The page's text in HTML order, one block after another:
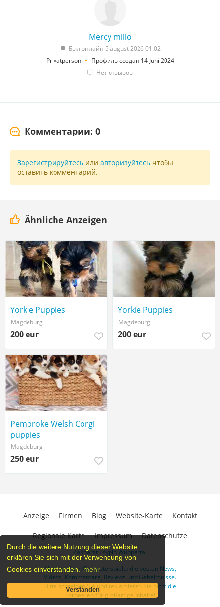
Durch die weitere Nutzung dieser Website
erklären Sie sich mit der Verwendung von
Cookies einverstanden. mehr
Verstanden
Mercy millo
Был онлайн 5 august 2026 01:02
Privatperson
Профиль создан 14 Juni 2024
Нет отзывов
Комментарии: 0
Зарегистрируйтесь или авторизуйтесь чтобы
оставить комментарий.
Ähnliche Anzeigen
Yorkie Puppies
Magdeburg
200 eur
Yorkie Puppies
Magdeburg
200 eur
Pembroke Welsh Corgi
puppies
Magdeburg
250 eur
Zahnarzt Tsypin Wuppertal
Alles rund um Computerspiele: die besten News,
Videos, Kommentare, Reviews und Geheimnisse.
Bitte schreiben Sie und reklamieren Sie nicht die
Lorbeeren für großartige Inhalte!
Anzeige Firmen Blog Website-Karte Kontakt
Regionale Karte Impressum Datenschutze